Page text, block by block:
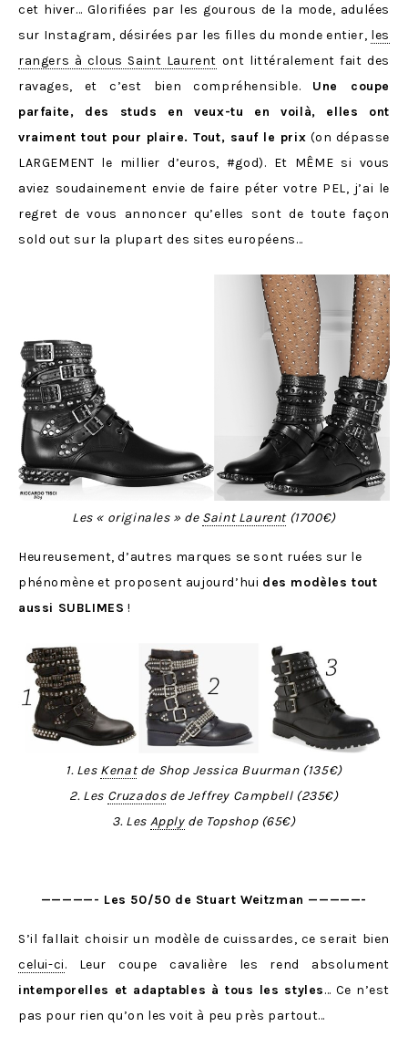
cet hiver… Glorifiées par les gourous de la mode, adulées
sur Instagram, désirées par les filles du monde entier, les
rangers à clous Saint Laurent ont littéralement fait des
ravages, et c’est bien compréhensible. Une coupe
parfaite, des studs en veux-tu en voilà, elles ont
vraiment tout pour plaire. Tout, sauf le prix (on dépasse
LARGEMENT le millier d’euros, #god). Et MÊME si vous
aviez soudainement envie de faire péter votre PEL, j’ai le
regret de vous annoncer qu’elles sont de toute façon
sold out sur la plupart des sites européens…
Les « originales » de Saint Laurent(1700€)
Heureusement, d’autres marques se sont ruées sur le
phénomène et proposent aujourd’hui des modèles tout
aussi SUBLIMES !
1. Les Kenatde Shop Jessica Buurman (135€)
2. Les Cruzadosde Jeffrey Campbell (235€)
3. Les Applyde Topshop (65€)
—————- Les 50/50 de Stuart Weitzman —————-
S’il fallait choisir un modèle de cuissardes, ce serait bien
celui-ci. Leur coupe cavalière les rend absolument
intemporelles et adaptables à tous les styles… Ce n’est
pas pour rien qu’on les voit à peu près partout…